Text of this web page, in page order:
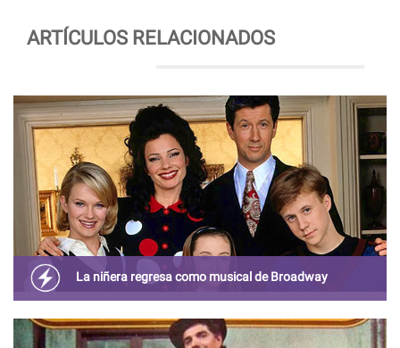
ARTÍCULOS RELACIONADOS
La niñera regresa como musical de Broadway
musical con Fran Drescher como escritora.